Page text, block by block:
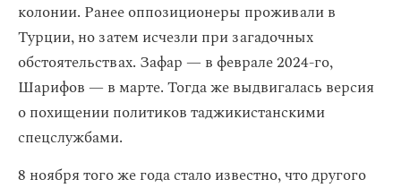
колонии. Ранее оппозиционеры проживали в
Турции, но затем исчезли при загадочных
обстоятельствах. Зафар — в феврале 2024-го,
Шарифов — в марте. Тогда же выдвигалась версия
о похищении политиков таджикистанскими
спецслужбами.
8 ноября того же года стало известно, что другого